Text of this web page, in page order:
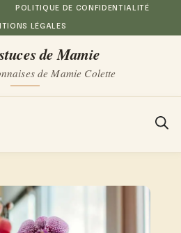
POLITIQUE DE CONFIDENTIALITÉ
LÉGALES
de Mamie
de Mamie Colette